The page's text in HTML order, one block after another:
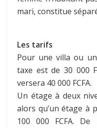
mari, constitue
Les tarifs
Pour une villa ou
taxe est de 30 000
versera 40 000 FCFA.
Un étage à deux
alors qu’un étage à
100 000 FCFA.